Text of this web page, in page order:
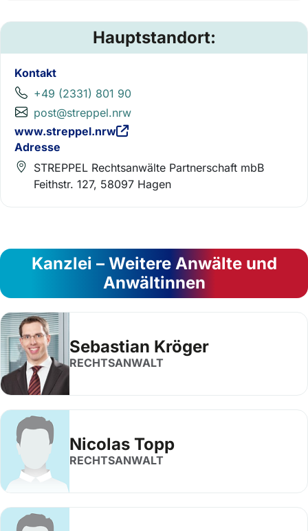
Hauptstandort:
Kontakt
+49 (2331) 801 90
post@streppel.nrw
www.streppel.nrw
Adresse
STREPPEL Rechtsanwälte Partnerschaft mbB
Feithstr. 127, 58097 Hagen
Kanzlei – Weitere Anwälte und
Anwältinnen
Sebastian Kröger
RECHTSANWALT
Nicolas Topp
RECHTSANWALT